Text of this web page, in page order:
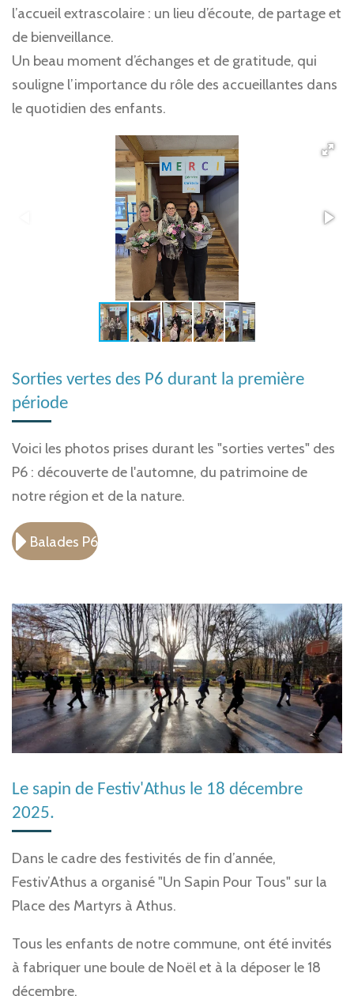
l’accueil extrascolaire : un lieu d’écoute, de partage et
de bienveillance.
Un beau moment d’échanges et de gratitude, qui
souligne l’importance du rôle des accueillantes dans
le quotidien des enfants.
Sorties vertes des P6 durant la première
période
Voici les photos prises durant les "sorties vertes" des
P6 : découverte de l'automne, du patrimoine de
notre région et de la nature.
Balades P6
Le sapin de Festiv'Athus le 18 décembre
2025.
Dans le cadre des festivités de fin d’année,
Festiv’Athus a organisé "Un Sapin Pour Tous" sur la
Place des Martyrs à Athus.
Tous les enfants de notre commune, ont été invités
à fabriquer une boule de Noël et à la déposer le 18
décembre.